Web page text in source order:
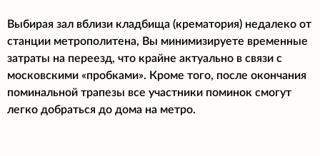
Выбирая зал вблизи кладбища (крематория) недалеко от
станции метрополитена, Вы минимизируете временные
затраты на переезд, что крайне актуально в связи с
московскими «пробками». Кроме того, после окончания
поминальной трапезы все участники поминок смогут
легко добраться до дома на метро.